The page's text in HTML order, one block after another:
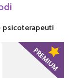
psicoterapeuti